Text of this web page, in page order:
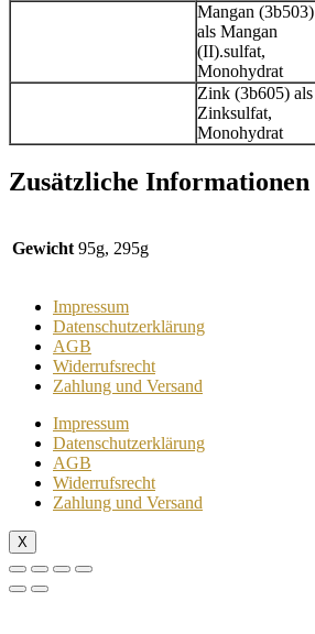
Mangan (3b503)
als Mangan
(II).sulfat,
Monohydrat
Zink (3b605) als
Zinksulfat,
Monohydrat
Zusätzliche Informationen
Gewicht 95g, 295g
Impressum
Datenschutzerklärung
AGB
Widerrufsrecht
Zahlung und Versand
Impressum
Datenschutzerklärung
AGB
Widerrufsrecht
Zahlung und Versand
X